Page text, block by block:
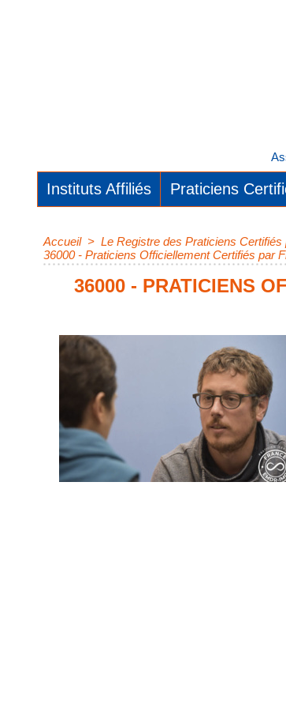
Instituts Affiliés Praticiens
Accueil > Le Registre des Praticiens
36000 - Praticiens Officiellement Certifiés par
36000 - PRATICIENS